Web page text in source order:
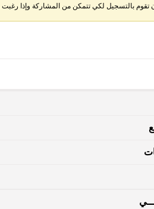
بالتسجيل لكي تتمكن من المشاركة وإذا رغبت